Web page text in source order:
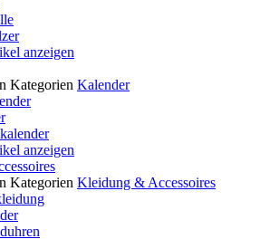
anzeigen
Kategorien Kalender
anzeigen
Kategorien Kleidung & Accessoires